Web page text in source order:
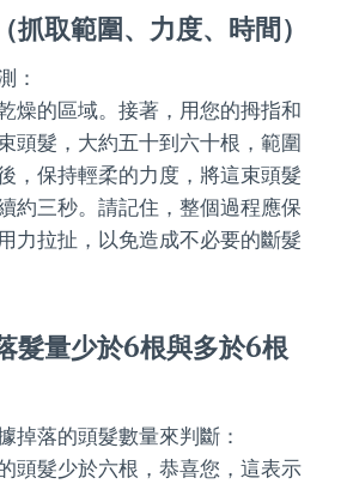
抓取範圍、力度、時間）
：
燥的區域。接著，用您的拇指和
頭髮，大約五十到六十根，範圍
，保持輕柔的力度，將這束頭髮
約三秒。請記住，整個過程應保
力拉扯，以免造成不必要的斷髮
髮量少於6根與多於6根
掉落的頭髮數量來判斷：
頭髮少於六根，恭喜您，這表示